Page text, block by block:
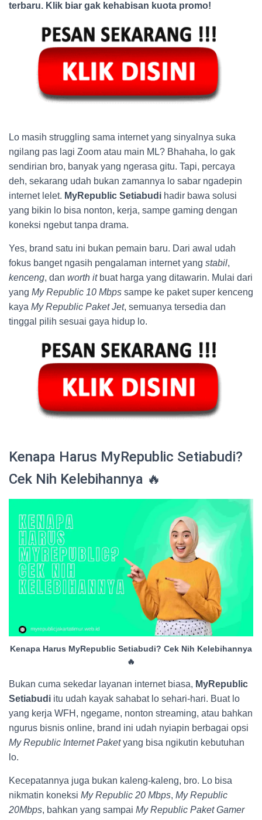
terbaru. Klik biar gak kehabisan kuota promo!
Lo masih struggling sama internet yang sinyalnya suka
ngilang pas lagi Zoom atau main ML? Bhahaha, lo gak
sendirian bro, banyak yang ngerasa gitu. Tapi, percaya
deh, sekarang udah bukan zamannya lo sabar ngadepin
internet lelet. MyRepublic Setiabudi hadir bawa solusi
yang bikin lo bisa nonton, kerja, sampe gaming dengan
koneksi ngebut tanpa drama.
Yes, brand satu ini bukan pemain baru. Dari awal udah
fokus banget ngasih pengalaman internet yang stabil,
kenceng, dan worth itbuat harga yang ditawarin. Mulai dari
yang My Republic 10 Mbps sampe ke paket super kenceng
kaya My Republic Paket Jet, semuanya tersedia dan
tinggal pilih sesuai gaya hidup lo.
Kenapa Harus MyRepublic Setiabudi?
Cek Nih Kelebihannya 🔥
Kenapa Harus MyRepublic Setiabudi? Cek Nih Kelebihannya
🔥
Bukan cuma sekedar layanan internet biasa, MyRepublic
Setiabudi itu udah kayak sahabat lo sehari-hari. Buat lo
yang kerja WFH, ngegame, nonton streaming, atau bahkan
ngurus bisnis online, brand ini udah nyiapin berbagai opsi
My Republic Internet Paketyang bisa ngikutin kebutuhan
lo.
Kecepatannya juga bukan kaleng-kaleng, bro. Lo bisa
nikmatin koneksi My Republic 20 Mbps, My Republic
20Mbps, bahkan yang sampai My Republic Paket Gamer